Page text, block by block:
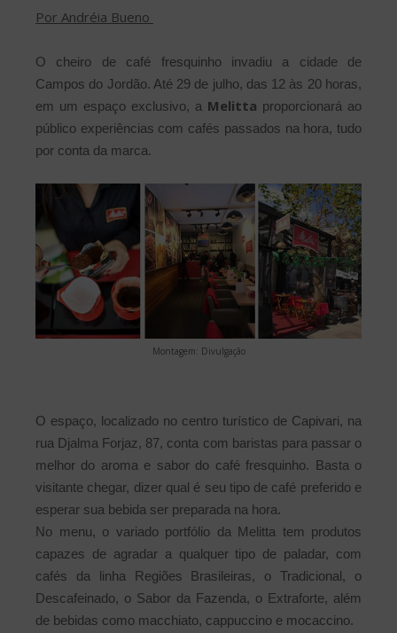
Por Andréia Bueno
O cheiro de café fresquinho invadiu a cidade de
Campos do Jordão. Até 29 de julho, das 12 às 20 horas,
em um espaço exclusivo, a Melitta proporcionará ao
público experiências com cafés passados na hora, tudo
por conta da marca.
Montagem: Divulgação
O espaço, localizado no centro turístico de Capivari, na
rua Djalma Forjaz, 87, conta com baristas para passar o
melhor do aroma e sabor do café fresquinho. Basta o
visitante chegar, dizer qual é seu tipo de café preferido e
esperar sua bebida ser preparada na hora.
No menu, o variado portfólio da Melitta tem produtos
capazes de agradar a qualquer tipo de paladar, com
cafés da linha Regiões Brasileiras, o Tradicional, o
Descafeinado, o Sabor da Fazenda, o Extraforte, além
de bebidas como macchiato, cappuccino e mocaccino.